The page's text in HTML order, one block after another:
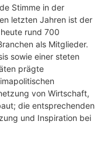
Stimme in der
letzten Jahren ist der
rund 700
als Mitglieder.
sowie einer steten
prägte
von Wirtschaft,
die entsprechenden
und Inspiration bei